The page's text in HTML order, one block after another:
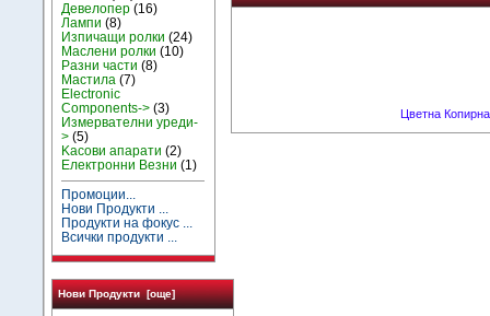
Девелопер (16)
Лампи (8)
Изпичащи ролки (24)
Маслени ролки (10)
Разни части (8)
Мастила (7)
Electronic
Components-> (3)
Измервателни уреди-
> (5)
Kасови апарати (2)
Електронни Везни (1)
Промоции...
Нови Продукти ...
Продукти на фокус ...
Всички продукти ...
Нови Продукти [още]
Цветна